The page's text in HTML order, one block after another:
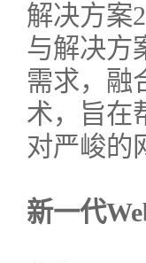
解决方案
与解决方
需求，融
术，旨在
对严峻的
新一代